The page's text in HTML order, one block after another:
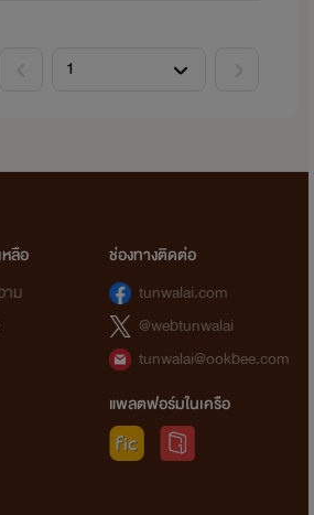
ลือ
าม
ช่องทางติดต่อ
tunwalai.com
@webtunwalai
tunwalai@ookbee.com
แพลตฟอร์มในเครือ